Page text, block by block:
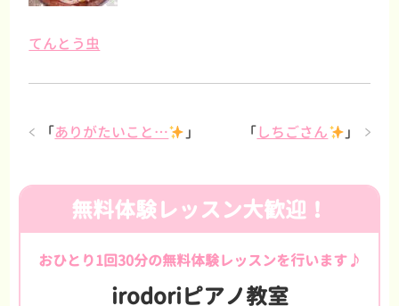
てんとう虫
「しちごさん 」
「ありがたいこと… 」
無料体験レッスン大歓迎！
おひとり1回30分の無料体験レッスンを行います♪
irodoriピアノ教室